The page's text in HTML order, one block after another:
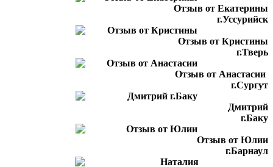
Отзыв от Екатерины
г.Уссурийск
Отзыв от Кристины
г.Тверь
Отзыв от Анастасии
г.Сургут
Дмитрий
г.Баку
Отзыв от Юлии
г.Барнаул